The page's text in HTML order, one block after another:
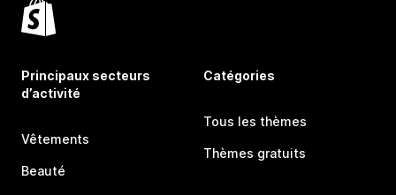
Principaux secteurs
d’activité
Vêtements
Beauté
Catégories
Tous les thèmes
Thèmes gratuits